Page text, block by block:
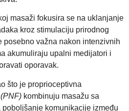
masaži fokusira se na uklanjanje
kroz stimulaciju prirodnog
posebno važna nakon intenzivnih
akumuliraju upalni medijatori i
oporavak.
što je proprioceptivna
(PNF) kombinuju masažu sa
komunikacije između